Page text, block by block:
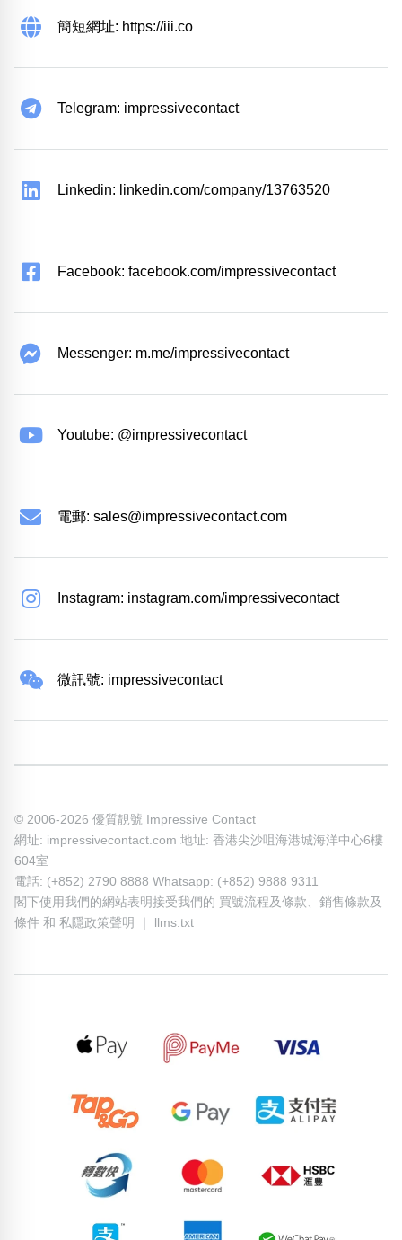
簡短網址: https://iii.co
Telegram: impressivecontact
Linkedin: linkedin.com/company/13763520
Facebook: facebook.com/impressivecontact
Messenger: m.me/impressivecontact
Youtube: @impressivecontact
電郵: sales@impressivecontact.com
Instagram: instagram.com/impressivecontact
微訊號: impressivecontact
© 2006-2026 優質靚號 Impressive Contact
網址: impressivecontact.com 地址: 香港尖沙咀海港城海洋中心6樓
604室
電話: (+852) 2790 8888 Whatsapp: (+852) 9888 9311
閣下使用我們的網站表明接受我們的 買號流程及條款、 銷售條款及
條件 和 私隱政策聲明 llms.txt